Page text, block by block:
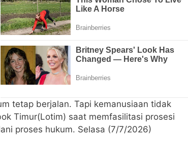
tetap berjalan. Tapi kemanusiaan tidak
Timur(Lotim) saat memfasilitasi prosesi
proses hukum. Selasa (7/7/2026)